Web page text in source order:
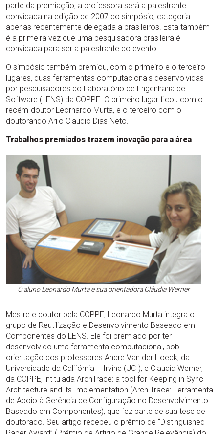
parte da premiação, a professora será a palestrante
convidada na edição de 2007 do simpósio, categoria
apenas recentemente delegada a brasileiros. Esta também
é a primeira vez que uma pesquisadora brasileira é
convidada para ser a palestrante do evento.
O simpósio também premiou, com o primeiro e o terceiro
lugares, duas ferramentas computacionais desenvolvidas
por pesquisadores do Laboratório de Engenharia de
Software (LENS) da COPPE. O primeiro lugar ficou com o
recém-doutor Leornardo Murta, e o terceiro com o
doutorando Arilo Claudio Dias Neto.
Trabalhos premiados trazem inovação para a área
O aluno Leonardo Murta e sua orientadora Cláudia Werner
Mestre e doutor pela COPPE, Leonardo Murta integra o
grupo de Reutilização e Desenvolvimento Baseado em
Componentes do LENS. Ele foi premiado por ter
desenvolvido uma ferramenta computacional, sob
orientação dos professores Andre Van der Hoeck, da
Universidade da Califórnia – Irvine (UCI), e Claudia Werner,
da COPPE, intitulada ArchTrace: a tool for Keeping in Sync
Architecture and its Implementation (Arch Trace: Ferramenta
de Apoio à Gerência de Configuração no Desenvolvimento
Baseado em Componentes), que fez parte de sua tese de
doutorado. Seu artigo recebeu o prêmio de “Distinguished